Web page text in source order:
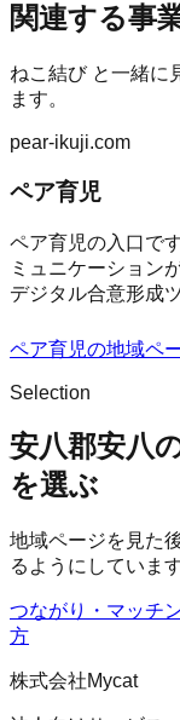
関連する事
ねこ結びと一緒に
ます。
pear-ikuji.com
ペア育児
ペア育児の入口で
ミュニケーション
デジタル合意形成
ペア育児の地域ペ
Selection
安八郡安八
を選ぶ
地域ページを見た
るようにしています
つながり・マッチ
方
株式会社Mycat